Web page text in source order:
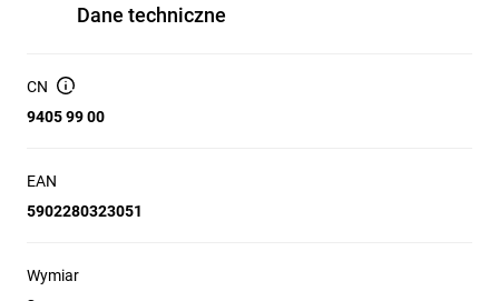
Dane techniczne
CN
9405 99 00
EAN
5902280323051
Wymiar